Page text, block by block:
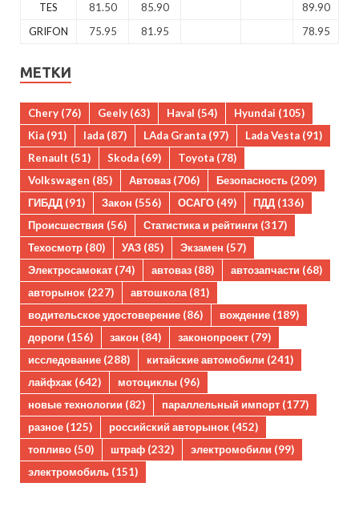
TES
81.50 85.90
89.90
GRIFON
75.95 81.95 78.95
МЕТКИ
Chery (76) Geely (63) Haval (54) Hyundai (105)
Kia (91) lada (87) LAda Granta (97) Lada Vesta (91)
Renault (51) Skoda (69) Toyota (78)
Volkswagen (85) Автоваз (706) Безопасность (209)
ГИБДД (91) Закон (556) ОСАГО (49) ПДД (136)
Происшествия (56) Статистика и рейтинги (317)
Техосмотр (80) УАЗ (85) Экзамен (57)
Электросамокат (74) автоваз (88) автозапчасти (68)
авторынок (227) автошкола(81)
водительское удостоверение (86) вождение (189)
дороги (156) закон (84) законопроект (79)
исследование (288) китайские автомобили (241)
лайфхак (642) мотоциклы (96)
новые технологии (82) параллельный импорт (177)
разное (125) российский авторынок (452)
топливо (50) штраф (232) электромобили (99)
электромобиль (151)